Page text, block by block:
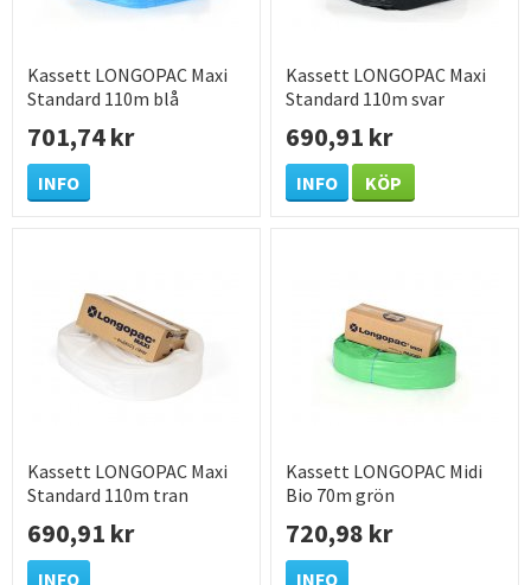
Kassett LONGOPAC Maxi
Standard 110m blå
701,74 kr
INFO
Kassett LONGOPAC Maxi
Standard 110m svar
690,91 kr
INFO KÖP
Kassett LONGOPAC Maxi
Standard 110m tran
690,91 kr
INFO
Kassett LONGOPAC Midi
Bio 70m grön
720,98 kr
INFO